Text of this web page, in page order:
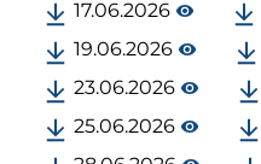
17.06.2026
19.06.2026
23.06.2026
25.06.2026